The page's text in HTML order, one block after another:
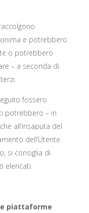
e potrebbero
o potrebbero
– a seconda di
fossero
potrebbero – in
all’insaputa del
dell’Utente.
si consiglia di
elencati.
e piattaforme